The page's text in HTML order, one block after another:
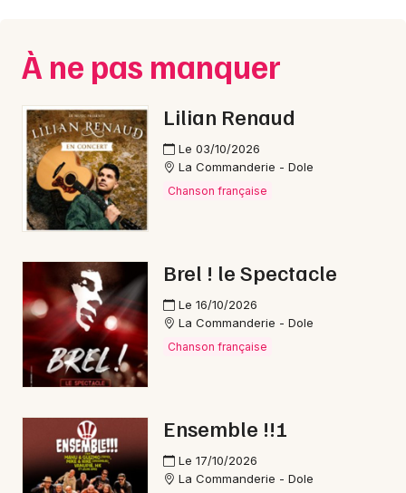
Actus à Champagnole
Magazine à Champagnole
39 - Jura
Mon email
À ne pas manquer
Lilian Renaud
Le 03/10/2026
La Commanderie - Dole
Chanson française
Brel ! le Spectacle
Le 16/10/2026
La Commanderie - Dole
Chanson française
Ensemble !!!
Le 17/10/2026
La Commanderie - Dole